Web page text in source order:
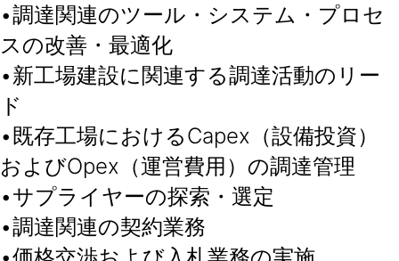
•調達関連のツール・システム・プロセ
スの改善・最適化
•新工場建設に関連する調達活動のリー
ド
•既存工場におけるCapex（設備投資）
およびOpex（運営費用）の調達管理
•サプライヤーの探索・選定
•調達関連の契約業務